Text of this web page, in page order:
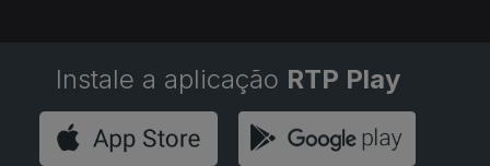
Instale a aplicação RTP Play